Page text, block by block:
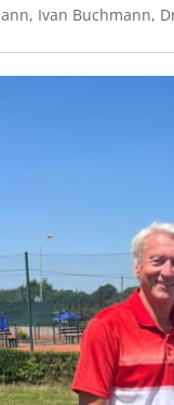
Ivan Buchmann,